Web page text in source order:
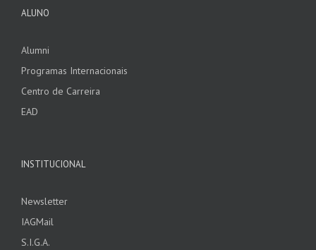
ALUNO
Alumni
Programas Internacionais
Centro de Carreira
EAD
INSTITUCIONAL
Newsletter
IAGMail
S.I.G.A.